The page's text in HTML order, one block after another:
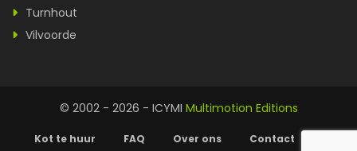
Turnhout
Vilvoorde
© 2002 - 2026 - ICYMI Multimotion Editions
Kot te huur FAQ Over ons Contact